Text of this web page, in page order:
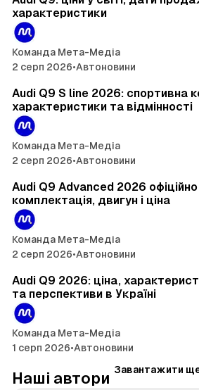
—
б
і
з
н
е
с
-
м
е
д
і
У
к
р
а
ї
характеристики
Команда Мета-Медіа
2 серп 2026•Автоновини
Audi Q9 S line 2026: спортивна
характеристики та відмінності
Команда Мета-Медіа
2 серп 2026•Автоновини
Audi Q9 Advanced 2026
комплектація, двигун і ціна
Команда Мета-Медіа
2 серп 2026•Автоновини
Audi Q9 2026: ціна,
та перспективи в Україні
Команда Мета-Медіа
1 серп 2026•Автоновини
Завантажити
Наші автори